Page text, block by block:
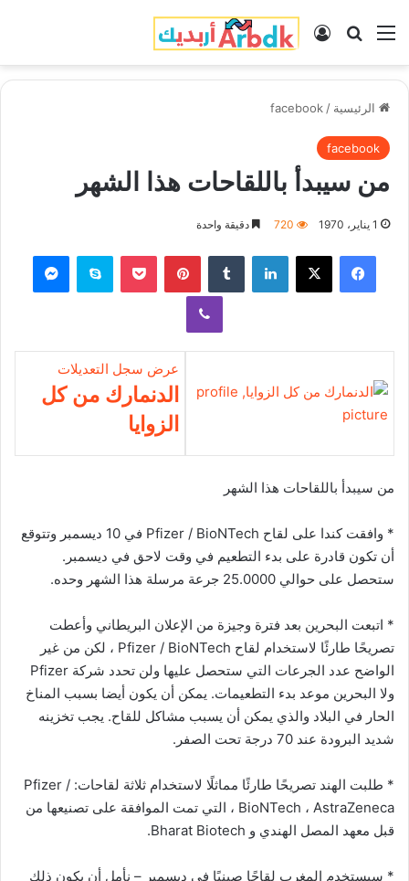
القائمة بحث عنتسجيل الدخول
الرئيسية /
facebook
facebook
من سيبدأ باللقاحات هذا الشهر
1 يناير، 1970 720 دقيقة واحدة
فيسبوك لينكدإن بينتيريست سكايب
ڤايبر
عرض سجل التعديلات
الدنمارك من كل
الزوايا
من سيبدأ باللقاحات هذا الشهر
* وافقت كندا على لقاح Pfizer / BioNTech في 10 ديسمبر وتتوقع
أن تكون قادرة على بدء التطعيم في وقت لاحق في ديسمبر.
ستحصل على حوالي 25.0000 جرعة مرسلة هذا الشهر وحده.
* اتبعت البحرين بعد فترة وجيزة من الإعلان البريطاني وأعطت
تصريحًا طارئًا لاستخدام لقاح Pfizer / BioNTech ، لكن من غير
الواضح عدد الجرعات التي ستحصل عليها ولن تحدد شركة Pfizer
ولا البحرين موعد بدء التطعيمات. يمكن أن يكون أيضا بسبب المناخ
الحار في البلاد والذي يمكن أن يسبب مشاكل للقاح. يجب تخزينه
شديد البرودة عند 70 درجة تحت الصفر.
* طلبت الهند تصريحًا طارئًا مماثلًا لاستخدام ثلاثة لقاحات: Pfizer /
BioNTech ، AstraZeneca ، التي تمت الموافقة على تصنيعها من
قبل معهد المصل الهندي و Bharat Biotech.
* سيستخدم المغرب لقاحًا صينيًا في ديسمبر – نأمل أن يكون ذلك